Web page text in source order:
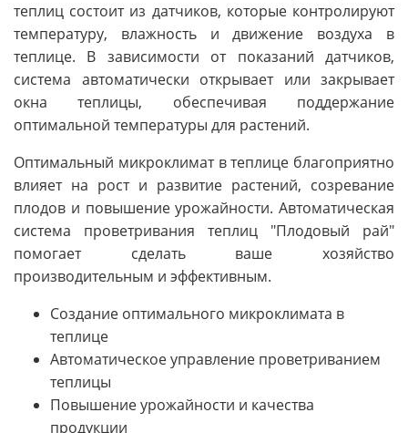
теплиц состоит из датчиков, которые контролируют
температуру, влажность и движение воздуха в
теплице. В зависимости от показаний датчиков,
система автоматически открывает или закрывает
окна теплицы, обеспечивая поддержание
оптимальной температуры для растений.
Оптимальный микроклимат в теплице благоприятно
влияет на рост и развитие растений, созревание
плодов и повышение урожайности. Автоматическая
система проветривания теплиц "Плодовый рай"
помогает сделать ваше хозяйство
производительным и эффективным.
Создание оптимального микроклимата в
теплице
Автоматическое управление проветриванием
теплицы
Повышение урожайности и качества
продукции